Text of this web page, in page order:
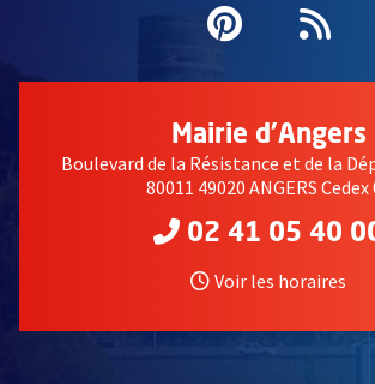
Pinterest
, Ouvre
Mairie d'Angers
Boulevard de la Résistance et de la
80011 49020 ANGERS Cedex
02 41 05 40
Voir les horaires